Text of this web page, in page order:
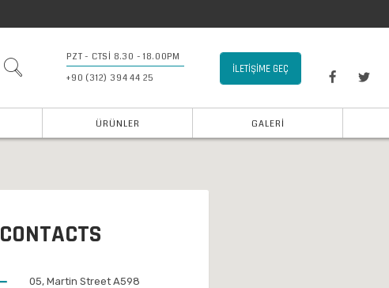
ÜRÜNLER GALERI
İLETIŞIME GEÇ
PZT - CTSI 8.30 - 18.00PM
+90 (312) 394 44 25
CONTACTS
05, Martin Street A598